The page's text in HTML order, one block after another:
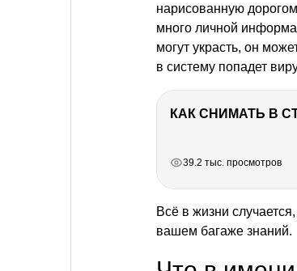
нарисованную
много личной
могут украсть, он
в систему попадет
КАК СНИМАТЬ В
39.2 тыс. просмотров
Всё в жизни
вашем багаже знаний.